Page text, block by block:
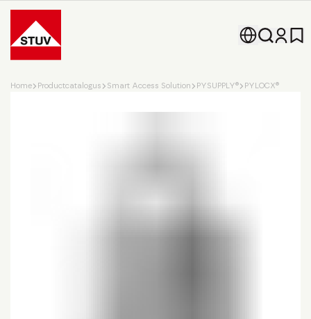
Go To the Homepage
Home Productcatalogus Smart Access Solution PYSUPPLY® PYLOCX®